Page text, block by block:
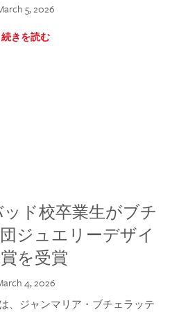
5, 2026
続きを読む
ド校卒業生がブチ
ジュエリーデザイ
を受賞
4, 2026
、ジャンマリア・ブチェラッテ